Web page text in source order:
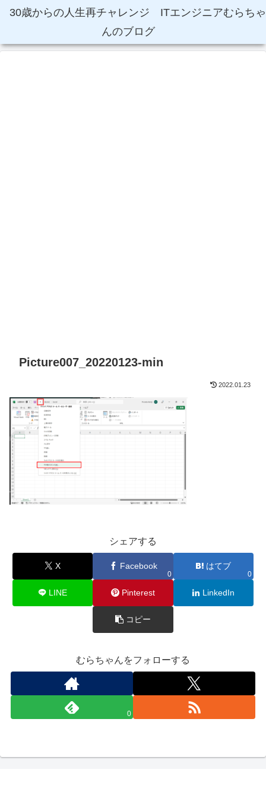
30歳からの人生再チャレンジ ITエンジニアむらちゃ
んのブログ
Picture007_20220123-min
2022.01.23
シェアする
X Facebook
0
はてブ
0
LINE Pinterest LinkedIn
コピー
むらちゃんをフォローする
0